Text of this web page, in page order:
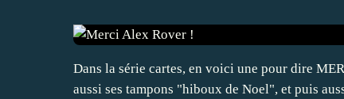
Dans la série cartes, en voici une pour dire
aussi ses tampons "hiboux de Noel", et puis